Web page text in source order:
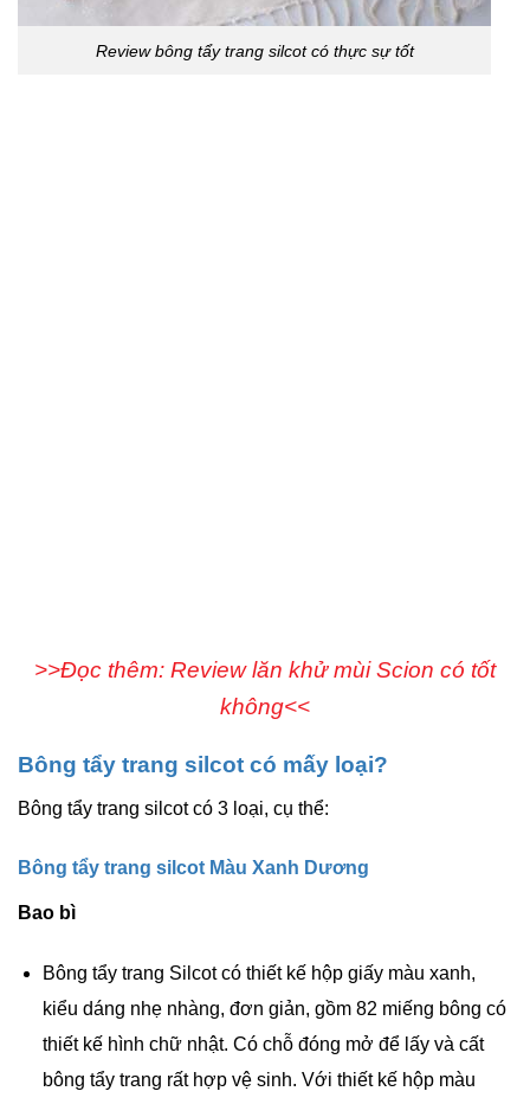
Review bông tẩy trang silcot có thực sự tốt
>>Đọc thêm: Review lăn khử mùi Scion có tốt
không<<
Bông tẩy trang silcot có mấy loại?
Bông tẩy trang silcot có 3 loại, cụ thể:
Bông tẩy trang silcot Màu Xanh Dương
Bao bì
Bông tẩy trang Silcot có thiết kế hộp giấy màu xanh,
kiểu dáng nhẹ nhàng, đơn giản, gồm 82 miếng bông có
thiết kế hình chữ nhật. Có chỗ đóng mở để lấy và cất
bông tẩy trang rất hợp vệ sinh. Với thiết kế hộp màu